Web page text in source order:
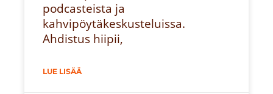
podcasteista ja
kahvipöytäkeskusteluissa.
Ahdistus hiipii,
LUE LISÄÄ